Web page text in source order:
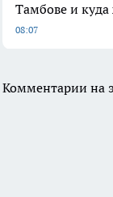
Тамбове и куда
08:07
Комментарии на